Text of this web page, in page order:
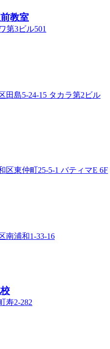
教室
第3ビル501
田島5-24-15 タカラ第2ビル
区東仲町25-5-1 バティマE 6F
南浦和1-33-16
寿2-282